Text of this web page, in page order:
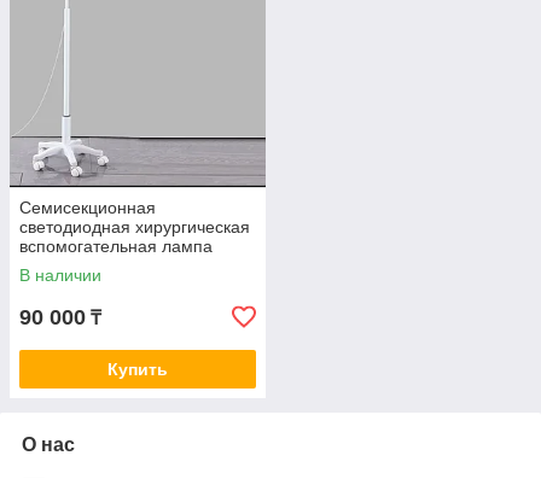
Семисекционная
светодиодная хирургическая
вспомогательная лампа
(бестеневая)
В наличии
90 000 ₸
Купить
О нас